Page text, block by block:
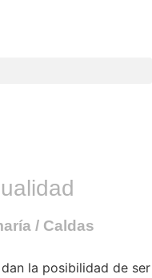
/ Caldas
la posibilidad de ser